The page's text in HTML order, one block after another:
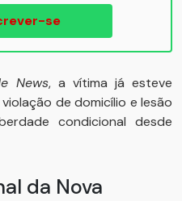
se
News, a vítima já esteve
de domicílio e lesão
condicional desde
da Nova